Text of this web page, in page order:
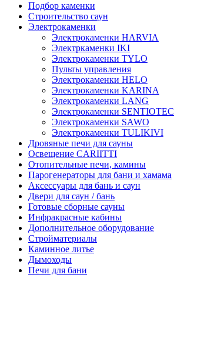
Подбор каменки
Строительство саун
Электрокаменки
Электрокаменки HARVIA
Электркаменки IKI
Электрокаменки TYLO
Пульты управления
Электрокаменки HELO
Электрокаменки KARINA
Электрокаменки LANG
Электрокаменки SENTIOTEC
Электрокаменки SAWO
Электрокаменки TULIKIVI
Дровяные печи для сауны
Освещение CARIITTI
Отопительные печи, камины
Парогенераторы для бани и хамама
Аксессуары для бань и саун
Двери для саун / бань
Готовые сборные сауны
Инфракрасные кабины
Дополнительное оборудование
Стройматериалы
Каминное литье
Дымоходы
Печи для бани